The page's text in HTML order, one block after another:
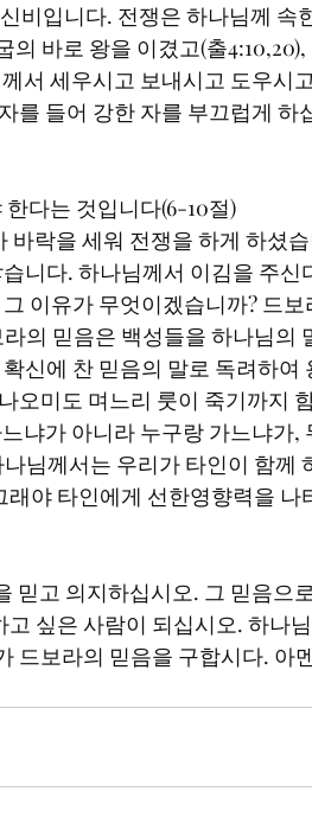
비입니다. 전쟁은 하나님께 속
의 바로 왕을 이겼고(출
서 세우시고 보내시고 도우시
를 들어 강한 자를 부끄럽게 하
한다는 것입니다(6-10절)
니다. 하나님께서 이김을 주신
이유가 무엇이겠습니까? 드
의 믿음은 백성들을 하나님의
신에 찬 믿음의 말로 독려하여
오미도 며느리 룻이 죽기까지
냐가 아니라 누구랑 가느냐가,
님께서는 우리가 타인이 함께
야 타인에게 선한영향력을 나
싶은 사람이 되십시오. 하나
드보라의 믿음을 구합시다. 아